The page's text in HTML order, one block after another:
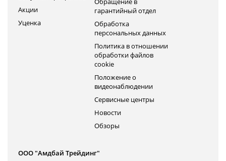
Акции
Уценка
гарантийный отдел
Обработка
персональных данных
Политика в отношении
обработки файлов
cookie
Положение о
видеонаблюдении
Сервисные центры
Новости
Обзоры
ООО "Амдбай Трейдинг"